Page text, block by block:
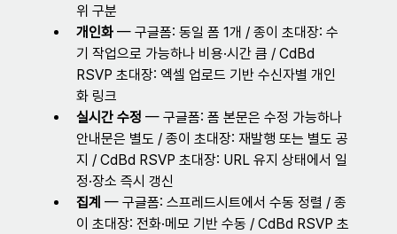
위 구분
개인화 — 구글폼: 동일 폼 1개 / 종이 초대장: 수
기 작업으로 가능하나 비용·시간 큼 / CdBd
RSVP 초대장: 엑셀 업로드 기반 수신자별 개인
화 링크
실시간 수정 — 구글폼: 폼 본문은 수정 가능하나
안내문은 별도 / 종이 초대장: 재발행 또는 별도 공
지 / CdBd RSVP 초대장: URL 유지 상태에서 일
정·장소 즉시 갱신
집계 — 구글폼: 스프레드시트에서 수동 정렬 / 종
이 초대장: 전화·메모 기반 수동 / CdBd RSVP 초